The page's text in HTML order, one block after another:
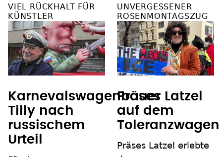
VIEL RÜCKHALT FÜR
KÜNSTLER
Karnevalswagenbauer
Tilly nach
russischem
Urteil
UNVERGESSENER
ROSENMONTAGSZUG
Präses Latzel
auf dem
Toleranzwagen
Präses Latzel erlebte